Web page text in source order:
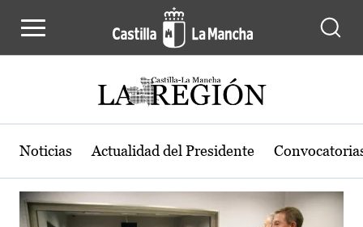
Actualidad de la región de Castilla-
Noticias Actualidad del Presidente